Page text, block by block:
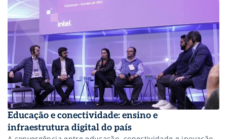
Educação e conectividade: ensino e
infraestrutura digital do país